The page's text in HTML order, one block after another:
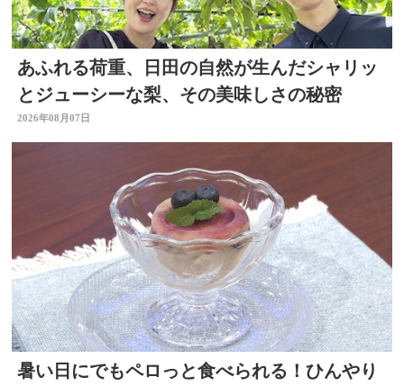
あふれる荷重、日田の自然が生んだシャリッ
とジューシーな梨、その美味しさの秘密
2026年08月07日
暑い日にでもペロっと食べられる！ひんやり